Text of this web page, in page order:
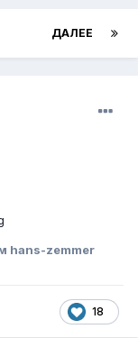
ДАЛЕЕ
hans-zemmer
18